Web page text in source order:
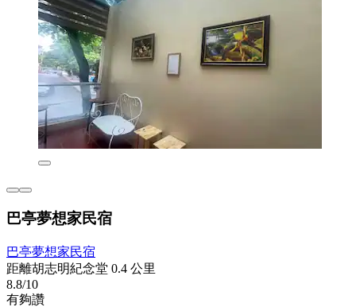
巴亭夢想家民宿
巴亭夢想家民宿
距離胡志明紀念堂 0.4 公里
8.8/10
有夠讚